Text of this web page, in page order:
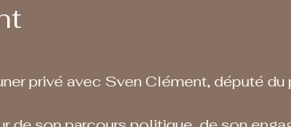
privé avec Sven Clément, député du